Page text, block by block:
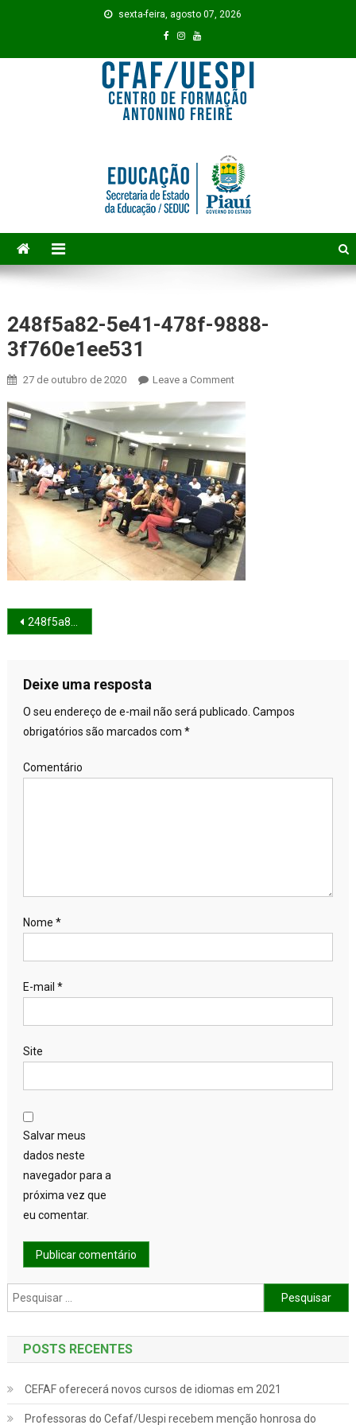
sexta-feira, agosto 07, 2026
248f5a82-5e41-478f-9888-
3f760e1ee531
27 de outubro de 2020 Leave a Commenton 248f5a82-5e41-478f-
Navegação de Post
248f5a82-5e41-478f-9888-3f760e1ee531
Deixe uma resposta
O seu endereço de e-mail não será publicado. Campos
obrigatórios são marcados com *
Comentário
Nome *
E-mail *
Site
Salvar meus
dados neste
navegador para a
próxima vez que
eu comentar.
Pesquisar por:
POSTS RECENTES
CEFAF oferecerá novos cursos de idiomas em 2021
Professoras do Cefaf/Uespi recebem menção honrosa do